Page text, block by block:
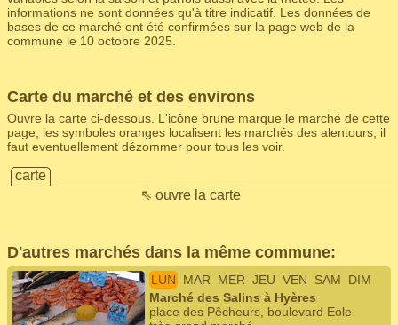
informations ne sont données qu'à titre indicatif. Les données de
bases de ce marché ont été confirmées sur la page web de la
commune le 10 octobre 2025.
Carte du marché et des environs
Ouvre la carte ci-dessous. L'icône brune marque le marché de cette
page, les symboles oranges localisent les marchés des alentours, il
faut eventuellement dézommer pour tous les voir.
carte
⇖ ouvre la carte
D'autres marchés dans la même commune:
LUN MAR MER JEU VEN SAM
DIM
Marché des Salins à Hyères
place des Pêcheurs, boulevard Eole